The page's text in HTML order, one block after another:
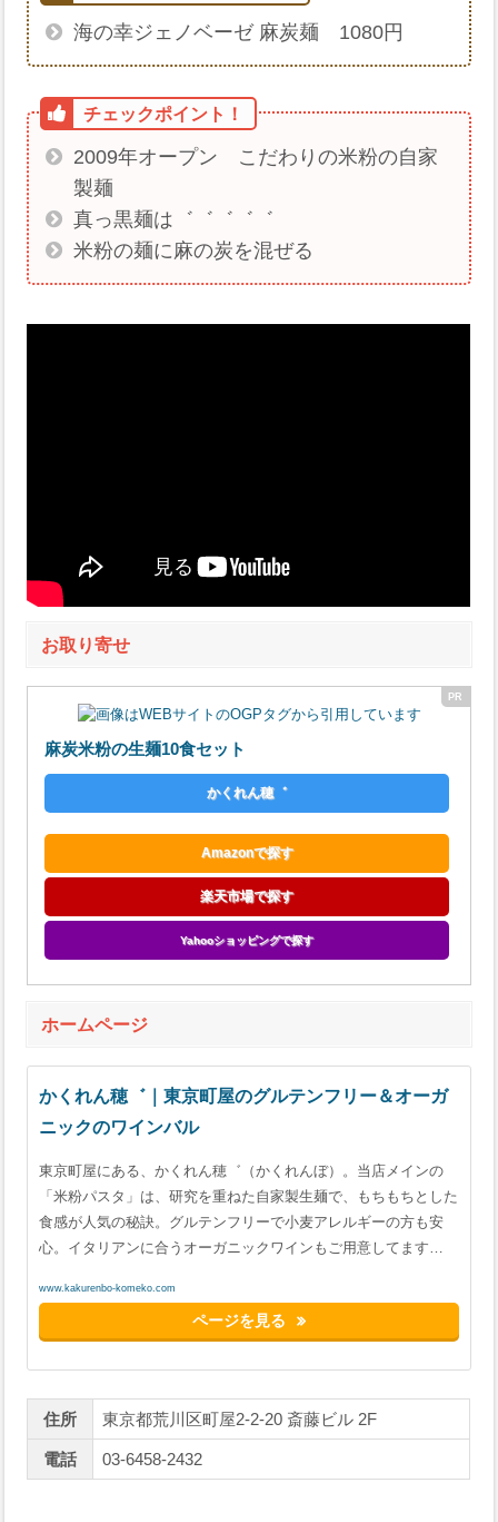
海の幸ジェノベーゼ 麻炭麺 1080円
2009年オープン こだわりの米粉の自家
製麺
真っ黒麺は゛゛゛゛゛
米粉の麺に麻の炭を混ぜる
お取り寄せ
麻炭米粉の生麺10食セット
かくれん穂゛
Amazonで探す
楽天市場で探す
Yahooショッピングで探す
ホームページ
かくれん穂゛｜東京町屋のグルテンフリー＆オーガ
ニックのワインバル
東京町屋にある、かくれん穂゛（かくれんぼ）。当店メインの
「米粉パスタ」は、研究を重ねた自家製生麺で、もちもちとした
食感が人気の秘訣。グルテンフリーで小麦アレルギーの方も安
心。イタリアンに合うオーガニックワインもご用意してます…
www.kakurenbo-komeko.com
ページを見る
住所 東京都荒川区町屋2-2-20 斎藤ビル 2F
電話 03-6458-2432